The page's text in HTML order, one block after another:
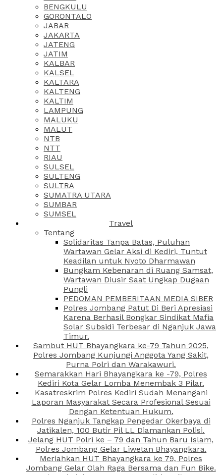
BENGKULU
GORONTALO
JABAR
JAKARTA
JATENG
JATIM
KALBAR
KALSEL
KALTARA
KALTENG
KALTIM
LAMPUNG
MALUKU
MALUT
NTB
NTT
RIAU
SULSEL
SULTENG
SULTRA
SUMATRA UTARA
SUMBAR
SUMSEL
Travel
Tentang
Solidaritas Tanpa Batas, Puluhan
Wartawan Gelar Aksi di Kediri, Tuntut
Keadilan untuk Nyoto Dharmawan
Bungkam Kebenaran di Ruang Samsat,
Wartawan Diusir Saat Ungkap Dugaan
Pungli
PEDOMAN PEMBERITAAN MEDIA SIBER
Polres Jombang Patut Di Beri Apresiasi
Karena Berhasil Bongkar Sindikat Mafia
Solar Subsidi Terbesar di Nganjuk Jawa
Timur.
Sambut HUT Bhayangkara ke-79 Tahun 2025,
Polres Jombang Kunjungi Anggota Yang Sakit,
Purna Polri dan Warakawuri.
Semarakkan Hari Bhayangkara ke -79, Polres
Kediri Kota Gelar Lomba Menembak 3 Pilar.
Kasatreskrim Polres Kediri Sudah Menangani
Laporan Masyarakat Secara Profesional Sesuai
Dengan Ketentuan Hukum.
Polres Nganjuk Tangkap Pengedar Okerbaya di
Jatikalen, 100 Butir Pil LL Diamankan Polisi.
Jelang HUT Polri ke – 79 dan Tahun Baru Islam,
Polres Jombang Gelar Liwetan Bhayangkara.
Meriahkan HUT Bhayangkara ke 79, Polres
Jombang Gelar Olah Raga Bersama dan Fun Bike.